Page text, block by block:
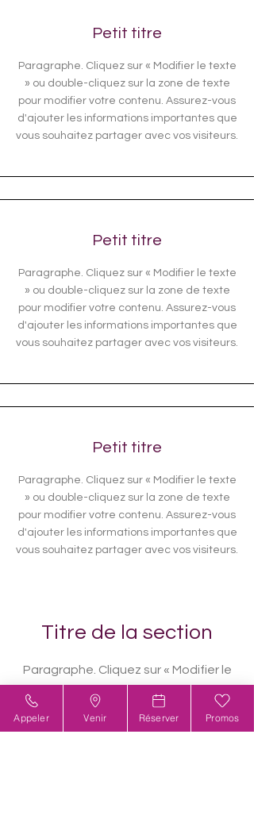
Petit titre
Paragraphe. Cliquez sur « Modifier le texte
» ou double-cliquez sur la zone de texte
pour modifier votre contenu. Assurez-vous
d'ajouter les informations importantes que
vous souhaitez partager avec vos visiteurs.
Petit titre
Paragraphe. Cliquez sur « Modifier le texte
» ou double-cliquez sur la zone de texte
pour modifier votre contenu. Assurez-vous
d'ajouter les informations importantes que
vous souhaitez partager avec vos visiteurs.
Petit titre
Paragraphe. Cliquez sur « Modifier le texte
» ou double-cliquez sur la zone de texte
pour modifier votre contenu. Assurez-vous
d'ajouter les informations importantes que
vous souhaitez partager avec vos visiteurs.
Titre de la section
Paragraphe. Cliquez sur « Modifier le
texte » ou double-cliquez sur la zone
de texte pour modifier votre contenu.
Assurez-vous d'ajouter les
Appeler Venir Réserver Promos